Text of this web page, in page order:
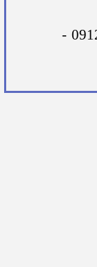
​شماره تلفن های همراه: 09120332577 -